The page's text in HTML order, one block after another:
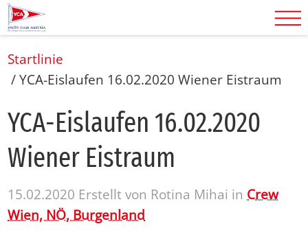
Startlinie
/YCA-Eislaufen 16.02.2020 Wiener Eistraum
YCA-Eis­lau­fen 16.02.2020
Wie­ner Eis­traum
15.02.2020 Erstellt von Rotina Mihai in Crew
Wien, NÖ, Burgenland